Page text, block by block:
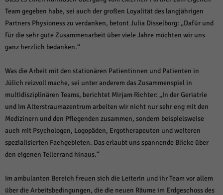
Team gegeben habe, sei auch der großen Loyalität des langjährigen
Partners Physioness zu verdanken, betont Julia Disselborg: „Dafür und
für die sehr gute Zusammenarbeit über viele Jahre möchten wir uns
ganz herzlich bedanken.“
Was die Arbeit mit den stationären Patientinnen und Patienten in
Jülich reizvoll mache, sei unter anderem das Zusammenspiel in
multidisziplinären Teams, berichtet Mirjam Richter: „In der Geriatrie
und im Alterstraumazentrum arbeiten wir nicht nur sehr eng mit den
Medizinern und den Pflegenden zusammen, sondern beispielsweise
auch mit Psychologen, Logopäden, Ergotherapeuten und weiteren
spezialisierten Fachgebieten. Das erlaubt uns spannende Blicke über
den eigenen Tellerrand hinaus.“
Im ambulanten Bereich freuen sich die Leiterin und ihr Team vor allem
über die Arbeitsbedingungen, die die neuen Räume im Erdgeschoss des